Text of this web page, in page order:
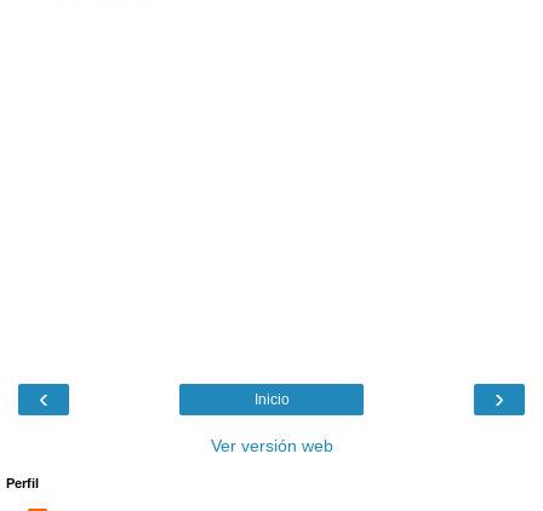
‹ ›
Inicio
Ver versión web
Perfil